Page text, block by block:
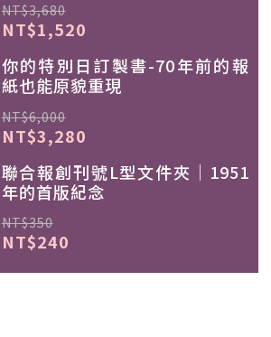
NT$3,680
NT$1,520
你的特別日訂製書-70年前的報
紙也能原貌重現
NT$6,000
NT$3,280
聯合報創刊號L型文件夾｜1951
年的首版紀念
NT$350
NT$240